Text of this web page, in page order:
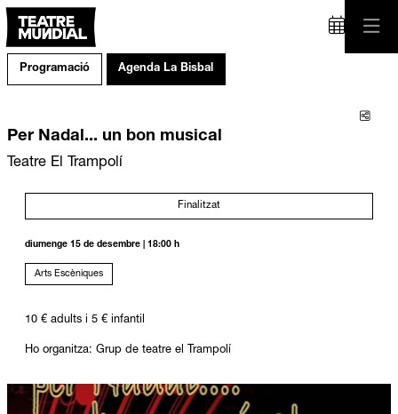
Programació Agenda La Bisbal
Per Nadal... un bon musical
Teatre El Trampolí
Finalitzat
diumenge 15 de desembre 18:00 h
Arts Escèniques
10 € adults i 5 € infantil
Ho organitza: Grup de teatre el Trampolí